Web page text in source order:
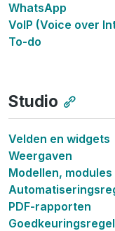
WhatsApp
VoIP (Voice over
To-do
Studio
Velden en widgets
Weergaven
Modellen, modules
PDF-rapporten